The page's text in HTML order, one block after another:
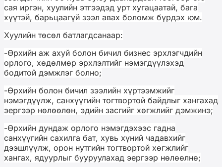
сая иргэн, хуулийн этгээдэд урт хугацаатай, бага
хүүтэй, барьцаагүй зээл авах боломж бүрдэх юм.
Хуулийн төсөл батлагдсанаар:
-Өрхийн аж ахуй болон бичил бизнес эрхлэгчдийн
орлого, хөдөлмөр эрхлэлтийг нэмэгдүүлэхэд
бодитой дэмжлэг болно;
-Өрхийн болон бичил зээлийн хүртээмжийг
нэмэгдүүлж, санхүүгийн тогтвортой байдлыг хангахад
эергээр нөлөөлөн, эдийн засгийг хөгжлийг дэмжинэ;
-Өрхийн дундаж орлого нэмэгдэхээс гадна
санхүүгийн сахилга бат, хувь хүний чадавхийг
дээшлүүлж, орон нутгийн тогтвортой хөгжлийг
хангах, ядуурлыг бууруулахад эергээр нөлөөлнө;